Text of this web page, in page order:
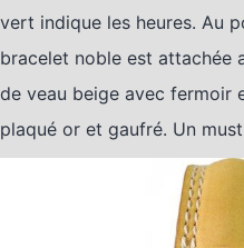
vert indique les heures. Au
bracelet noble est attachée
de veau beige avec fermoir
plaqué or et gaufré. Un